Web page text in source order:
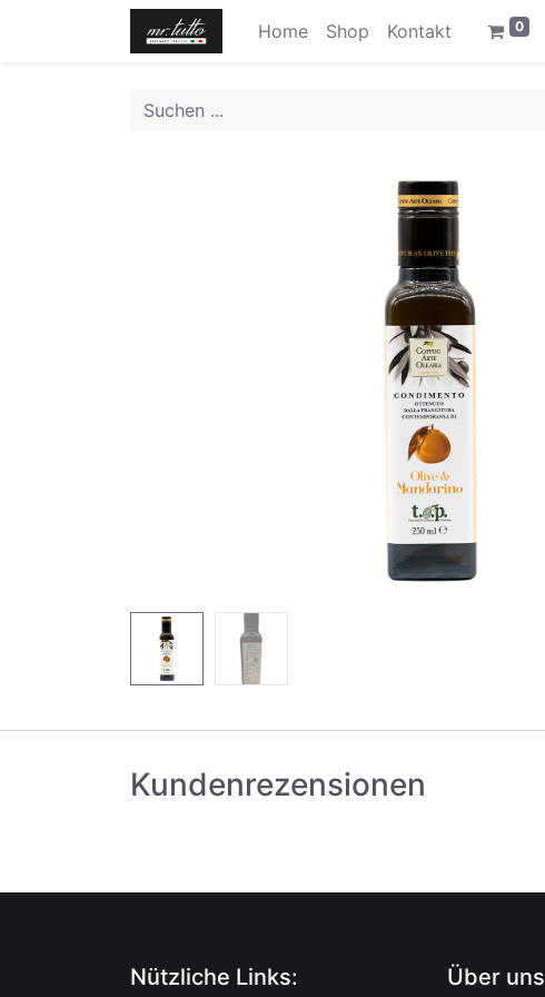
Home Shop Kontakt 0
Kundenrezensionen
Nützliche Links: Über uns